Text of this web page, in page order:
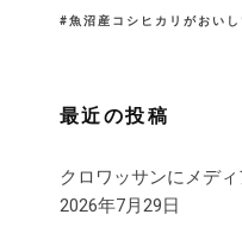
魚沼産コシヒカリがおいし
最近の投稿
クロワッサンにメデ
2026年7月29日